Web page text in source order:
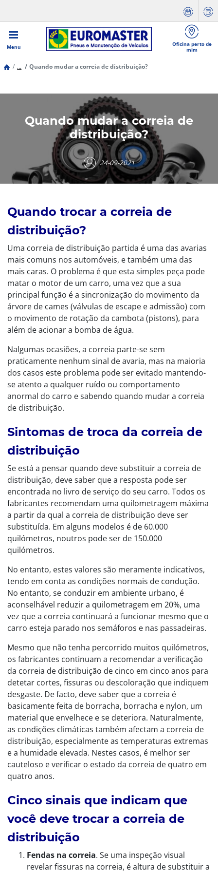
Menu
Oficina perto de
mim
... Quando mudar a correia de distribuição?
Quando mudar a correia de
distribuição?
24-09-2021
Quando trocar a correia de
distribuição?
Uma correia de distribuição partida é uma das avarias
mais comuns nos automóveis, e também uma das
mais caras. O problema é que esta simples peça pode
matar o motor de um carro, uma vez que a sua
principal função é a sincronização do movimento da
árvore de cames (válvulas de escape e admissão) com
o movimento de rotação da cambota (pistons), para
além de acionar a bomba de água.
Nalgumas ocasiões, a correia parte-se sem
praticamente nenhum sinal de avaria, mas na maioria
dos casos este problema pode ser evitado mantendo-
se atento a qualquer ruído ou comportamento
anormal do carro e sabendo quando mudar a correia
de distribuição.
Sintomas de troca da correia de
distribuição
Se está a pensar quando deve substituir a correia de
distribuição, deve saber que a resposta pode ser
encontrada no livro de serviço do seu carro. Todos os
fabricantes recomendam uma quilometragem máxima
a partir da qual a correia de distribuição deve ser
substituída. Em alguns modelos é de 60.000
quilómetros, noutros pode ser de 150.000
quilómetros.
No entanto, estes valores são meramente indicativos,
tendo em conta as condições normais de condução.
No entanto, se conduzir em ambiente urbano, é
aconselhável reduzir a quilometragem em 20%, uma
vez que a correia continuará a funcionar mesmo que o
carro esteja parado nos semáforos e nas passadeiras.
Mesmo que não tenha percorrido muitos quilómetros,
os fabricantes continuam a recomendar a verificação
da correia de distribuição de cinco em cinco anos para
detetar cortes, fissuras ou descoloração que indiquem
desgaste. De facto, deve saber que a correia é
basicamente feita de borracha, borracha e nylon, um
material que envelhece e se deteriora. Naturalmente,
as condições climáticas também afectam a correia de
distribuição, especialmente as temperaturas extremas
e a humidade elevada. Nestes casos, é melhor ser
cauteloso e verificar o estado da correia de quatro em
quatro anos.
Cinco sinais que indicam que
você deve trocar a correia de
distribuição
Fendas na correia. Se uma inspeção visual
revelar fissuras na correia, é altura de substituir a